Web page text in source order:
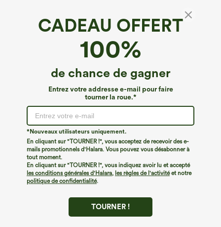
CADEAU OFFERT
100%
de chance de gagner
Entrez votre addresse e-mail pour faire
tourner la roue.*
*Nouveaux utilisateurs uniquement.
En cliquant sur "TOURNER !", vous acceptez de recevoir des e-
mails promotionnels d'Halara. Vous pouvez vous désabonner à
tout moment.
En cliquant sur "TOURNER !", vous indiquez avoir lu et accepté
les conditions générales d'Halara, les règles de l'activitéet notre
politique de confidentialité.
TOURNER !
Top côtelé à encolure en V croisée, manches
courtes, coupe courte et style décontracté
Buy 1, Get 1 Free